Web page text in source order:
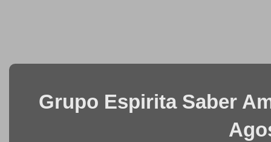
Grupo Espirita Saber